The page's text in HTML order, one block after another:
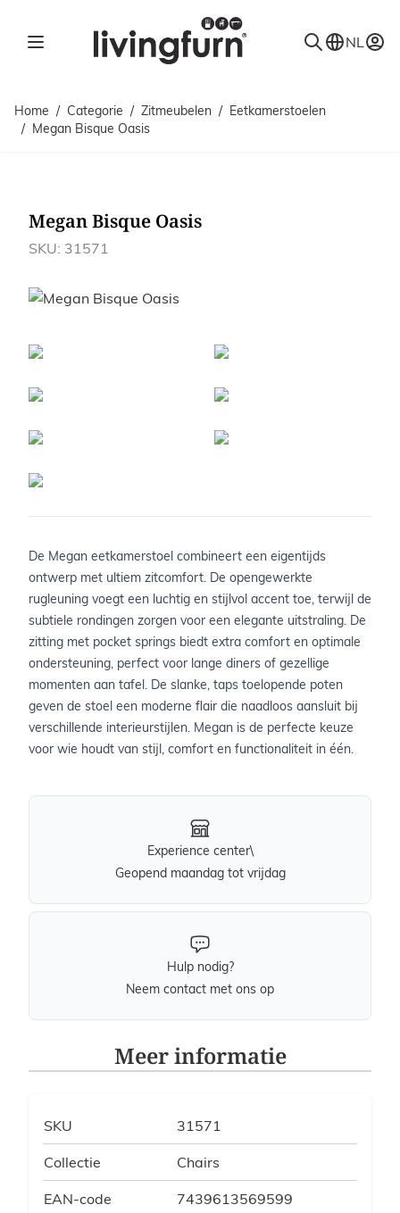
NL
Home / Categorie / Zitmeubelen / Eetkamerstoelen
/ Megan Bisque Oasis
Megan Bisque Oasis
SKU: 31571
Afbeeldingen
De Megan eetkamerstoel combineert een eigentijds
ontwerp met ultiem zitcomfort. De opengewerkte
rugleuning voegt een luchtig en stijlvol accent toe, terwijl de
subtiele rondingen zorgen voor een elegante uitstraling. De
zitting met pocket springs biedt extra comfort en optimale
ondersteuning, perfect voor lange diners of gezellige
momenten aan tafel. De slanke, taps toelopende poten
geven de stoel een moderne flair die naadloos aansluit bij
verschillende interieurstijlen. Megan is de perfecte keuze
voor wie houdt van stijl, comfort en functionaliteit in één.
Experience center\
Geopend maandag tot vrijdag
Hulp nodig?
Neem contact met ons op
Meer informatie
SKU 31571
Collectie Chairs
EAN-code 7439613569599